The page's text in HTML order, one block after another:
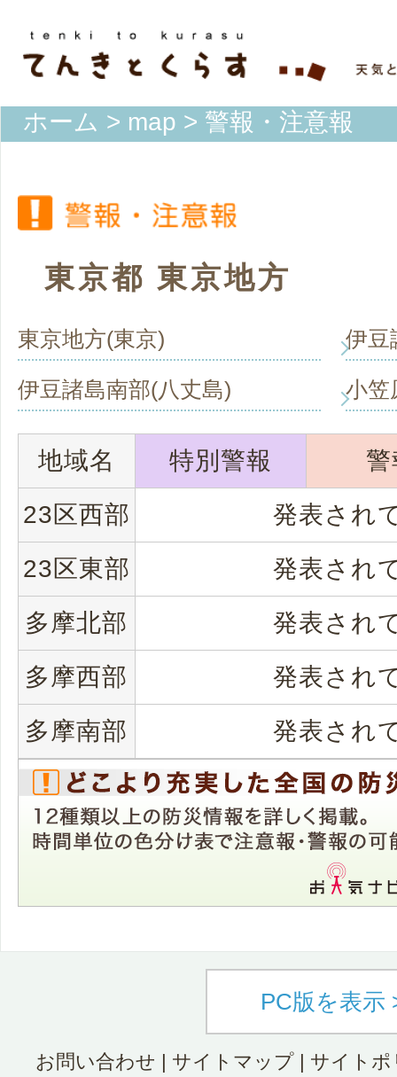
ホーム > map > 警報・注意報
東京都 東京地方
東京地方(東京) 伊豆
伊豆諸島南部(八丈島) 小笠
地域名 特別警報
23区西部
発表され
23区東部
発表され
多摩北部
発表され
多摩西部
発表され
多摩南部
発表され
PC版を表示
お問い合わせ サイトマップ| サイトポ